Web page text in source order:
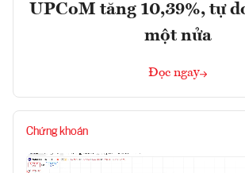
UPCoM tăng 10,39%, tự
một nửa
Đọc ngay
Chứng khoán